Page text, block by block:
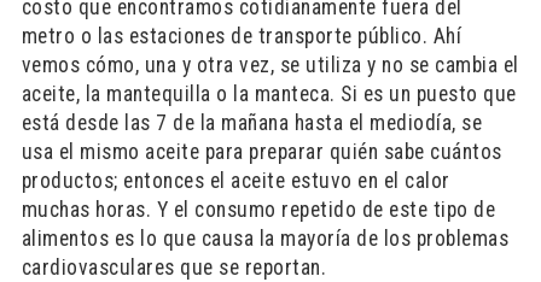
costo que encontramos cotidianamente fuera del
metro o las estaciones de transporte público. Ahí
vemos cómo, una y otra vez, se utiliza y no se cambia el
aceite, la mantequilla o la manteca. Si es un puesto que
está desde las 7 de la mañana hasta el mediodía, se
usa el mismo aceite para preparar quién sabe cuántos
productos; entonces el aceite estuvo en el calor
muchas horas. Y el consumo repetido de este tipo de
alimentos es lo que causa la mayoría de los problemas
cardiovasculares que se reportan.